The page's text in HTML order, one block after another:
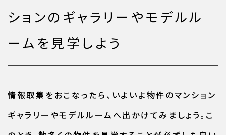
ションのギャラリーやモデルル
ームを見学しよう
情報取集をおこなったら、いよいよ物件のマンション
ギャラリーやモデルルームへ出かけてみましょう。こ